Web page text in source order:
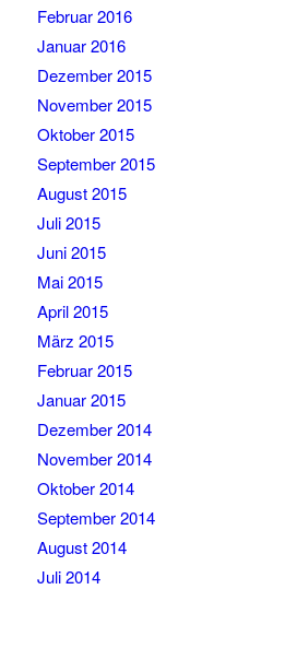
Februar 2016
Januar 2016
Dezember 2015
November 2015
Oktober 2015
September 2015
August 2015
Juli 2015
Juni 2015
Mai 2015
April 2015
März 2015
Februar 2015
Januar 2015
Dezember 2014
November 2014
Oktober 2014
September 2014
August 2014
Juli 2014